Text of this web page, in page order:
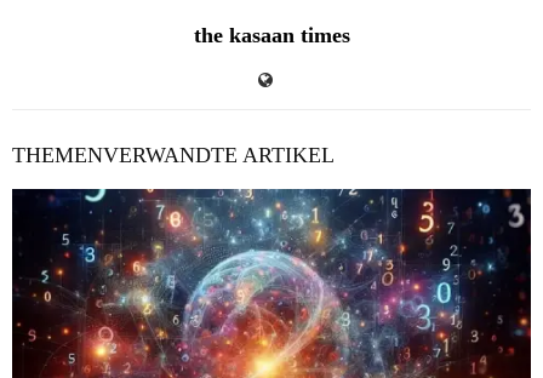
the kasaan times
THEMENVERWANDTE ARTIKEL